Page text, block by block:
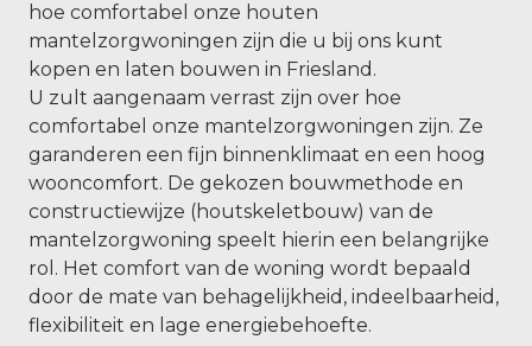
hoe comfortabel onze houten
mantelzorgwoningen zijn die u bij ons kunt
kopen en laten bouwen in Friesland.
U zult aangenaam verrast zijn over hoe
comfortabel onze mantelzorgwoningen zijn. Ze
garanderen een fijn binnenklimaat en een hoog
wooncomfort. De gekozen bouwmethode en
constructiewijze (houtskeletbouw) van de
mantelzorgwoning speelt hierin een belangrijke
rol. Het comfort van de woning wordt bepaald
door de mate van behagelijkheid, indeelbaarheid,
flexibiliteit en lage energiebehoefte.